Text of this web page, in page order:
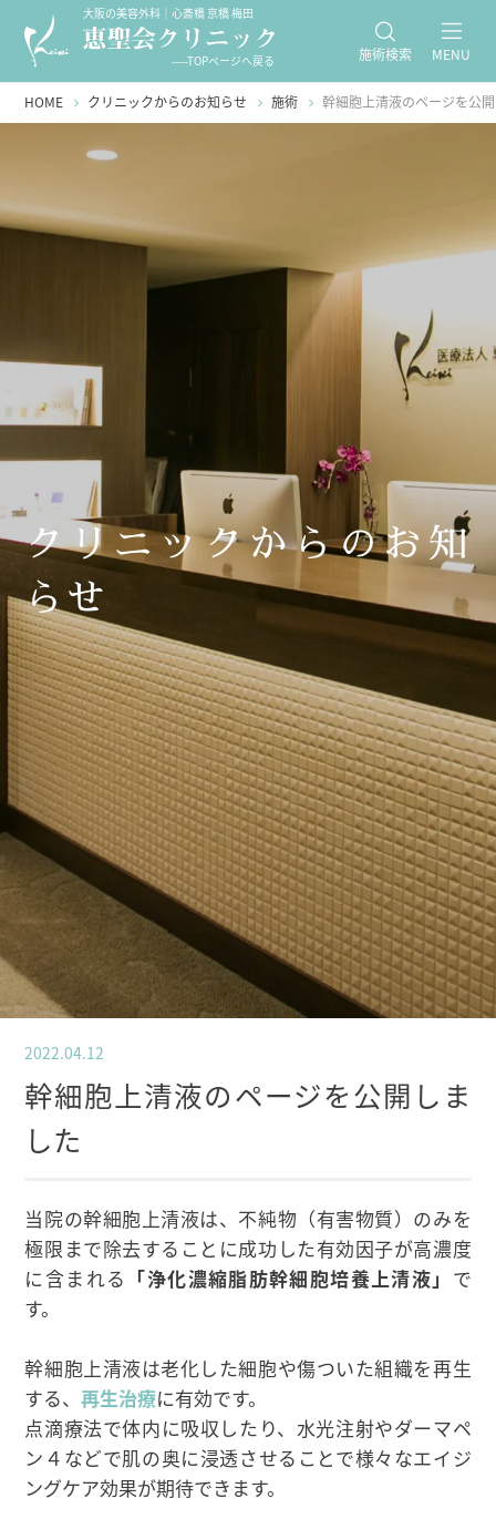
大阪の美容外科｜心斎橋 京橋 梅田
-----TOPページへ戻る 施術検索 MENU
HOME クリニックからのお知らせ 施術 幹細胞上清液のページを公
クリニックからのお知
らせ
2022.04.12
幹細胞上清液のページを公開しま
した
当院の幹細胞上清液は、不純物（有害物質）のみを
極限まで除去することに成功した有効因子が高濃度
に含まれる 「浄化濃縮脂肪幹細胞培養上清液」 で
す。
幹細胞上清液は老化した細胞や傷ついた組織を再生
する、再生治療に有効です。
点滴療法で体内に吸収したり、水光注射やダーマペ
ン４などで肌の奥に浸透させることで様々なエイジ
ングケア効果が期待できます。